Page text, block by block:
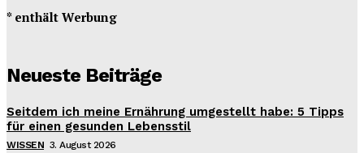
* enthält Werbung
Neueste Beiträge
Seitdem ich meine Ernährung umgestellt habe: 5 Tipps
für einen gesunden Lebensstil
WISSEN 3. August 2026